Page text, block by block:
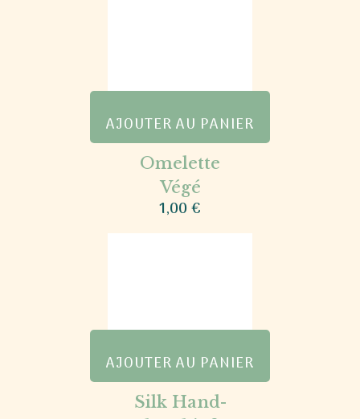
AJOUTER AU PANIER
Omelette
Végé
1,00 €
AJOUTER AU PANIER
Silk Hand-